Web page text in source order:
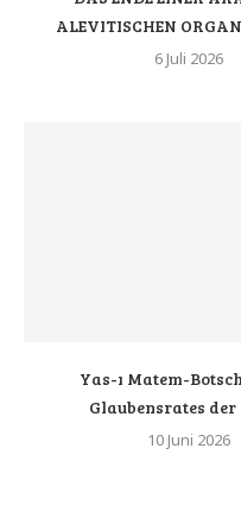
ALEVITISCHEN
6 Juli 2026
Yas-ı Matem-
Glaubensrates der
10 Juni 2026